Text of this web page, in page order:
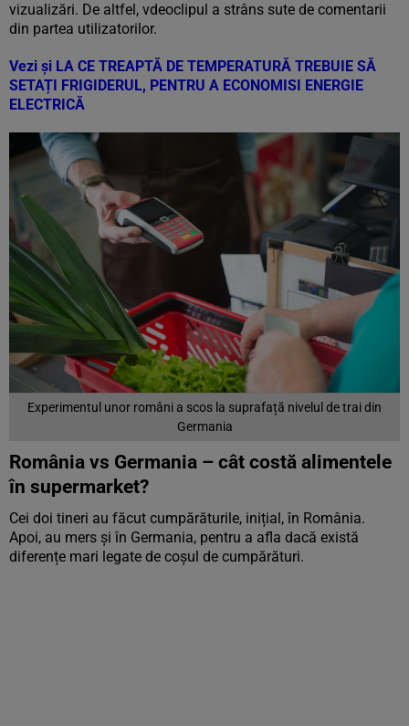
vizualizări. De altfel, vdeoclipul a strâns sute de comentarii
din partea utilizatorilor.
Vezi și LA CE TREAPTĂ DE TEMPERATURĂ TREBUIE SĂ
SETAȚI FRIGIDERUL, PENTRU A ECONOMISI ENERGIE
ELECTRICĂ
Experimentul unor români a scos la suprafață nivelul de trai din
Germania
România vs Germania – cât costă alimentele
în supermarket?
Cei doi tineri au făcut cumpărăturile, inițial, în România.
Apoi, au mers și în Germania, pentru a afla dacă există
diferențe mari legate de coșul de cumpărături.